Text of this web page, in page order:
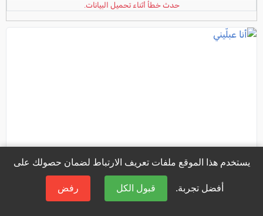
حدث خطأ أثناء تحميل البيانات.
يستخدم هذا الموقع ملفات تعريف الارتباط لضمان حصولك على
أفضل تجربة. قبول الكل رفض